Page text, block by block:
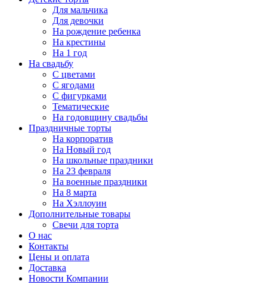
Для мальчика
Для девочки
На рождение ребенка
На крестины
На 1 год
На свадьбу
С цветами
С ягодами
С фигурками
Тематические
На годовщину свадьбы
Праздничные торты
На корпоратив
На Новый год
На школьные праздники
На 23 февраля
На военные праздники
На 8 марта
На Хэллоуин
Дополнительные товары
Свечи для торта
О нас
Контакты
Цены и оплата
Доставка
Новости Компании